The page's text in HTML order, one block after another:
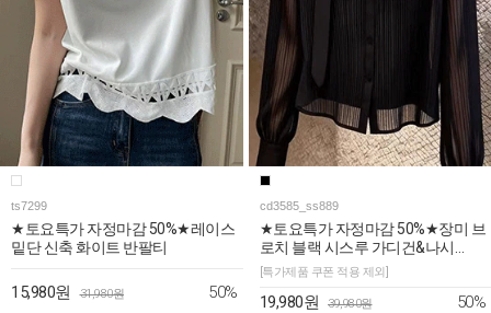
ts7299
★토요특가 자정마감 50%★레이스
밑단 신축 화이트 반팔티
15,980원 31,980원 50%
cd3585_ss889
★토요특가 자정마감 50%★장미 브
로치 블랙 시스루 가디건&나시
2SET
[특가제품 쿠폰 적용 제외]
19,980원 39,980원 50%